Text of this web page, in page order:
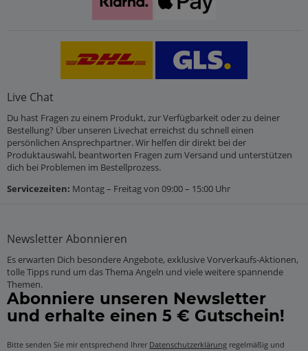
Live Chat
Du hast Fragen zu einem Produkt, zur Verfügbarkeit oder zu deiner
Bestellung? Über unseren Livechat erreichst du schnell einen
persönlichen Ansprechpartner. Wir helfen dir direkt bei der
Produktauswahl, beantworten Fragen zum Versand und unterstützen
dich bei Problemen im Bestellprozess.
Servicezeiten: Montag – Freitag von 09:00 – 15:00 Uhr
Newsletter Abonnieren
Es erwarten Dich besondere Angebote, exklusive Vorverkaufs-Aktionen,
tolle Tipps rund um das Thema Angeln und viele weitere spannende
Themen.
Abonniere unseren Newsletter
und erhalte einen 5 € Gutschein!
Bitte senden Sie mir entsprechend Ihrer Datenschutzerklärung regelmäßig und